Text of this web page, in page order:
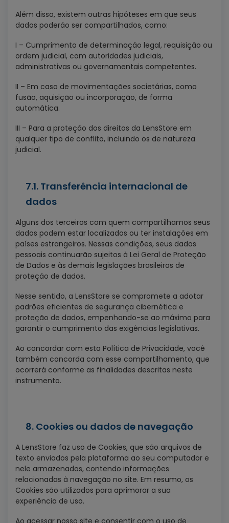
Além disso, existem outras hipóteses em que seus
dados poderão ser compartilhados, como:
I – Cumprimento de determinação legal, requisição ou
ordem judicial, com autoridades judiciais,
administrativas ou governamentais competentes.
II – Em caso de movimentações societárias, como
fusão, aquisição ou incorporação, de forma
automática.
III – Para a proteção dos direitos da LensStore em
qualquer tipo de conflito, incluindo os de natureza
judicial.
7.1. Transferência internacional de
dados
Alguns dos terceiros com quem compartilhamos seus
dados podem estar localizados ou ter instalações em
países estrangeiros. Nessas condições, seus dados
pessoais continuarão sujeitos à Lei Geral de Proteção
de Dados e às demais legislações brasileiras de
proteção de dados.
Nesse sentido, a LensStore se compromete a adotar
padrões eficientes de segurança cibernética e
proteção de dados, empenhando-se ao máximo para
garantir o cumprimento das exigências legislativas.
Ao concordar com esta Política de Privacidade, você
também concorda com esse compartilhamento, que
ocorrerá conforme as finalidades descritas neste
instrumento.
8. Cookies ou dados de navegação
A LensStore faz uso de Cookies, que são arquivos de
texto enviados pela plataforma ao seu computador e
nele armazenados, contendo informações
relacionadas à navegação no site. Em resumo, os
Cookies são utilizados para aprimorar a sua
experiência de uso.
Ao acessar nosso site e consentir com o uso de